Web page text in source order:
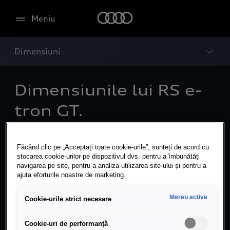
Meniu
Dimensiuni
Dimensiunile lui RS e-
tron GT.
Făcând clic pe „Acceptați toate cookie-urile”, sunteți de acord cu
stocarea cookie-urilor pe dispozitivul dvs. pentru a îmbunătăți
navigarea pe site, pentru a analiza utilizarea site-ului și pentru a
ajuta eforturile noastre de marketing.
Cookie-urile strict necesare Mereu active
Cookie-uri de performanță